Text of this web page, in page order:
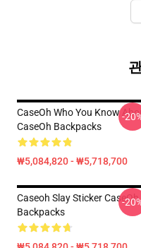
CaseOh Who You Know
CaseOh Backpacks
₩5,084,820 - ₩5,718,700
-
Caseoh Slay Sticker CaseOh
Backpacks
-